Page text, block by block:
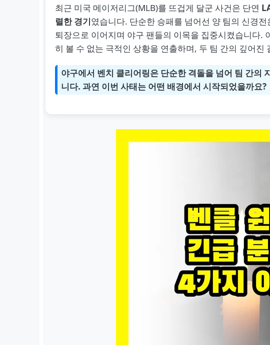
최근 미국 메이저리그(MLB)를 뜨겁게 달군 사건은 단연
렬한 경기였습니다. 단순한 승패를 넘어선 양 팀의 신경
퇴장으로 이어지며 야구 팬들의 이목을 집중시켰습니다.
히 볼 수 없는 극적인 상황을 연출하며, 두 팀 간의 깊어
야구에서 벤치 클리어링은 단순한 격돌을 넘어 팀 간의
니다. 과연 이번 사태는 어떤 배경에서 시작되었을까요?